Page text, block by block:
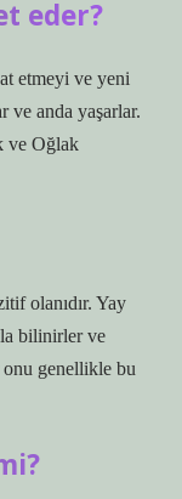
eder?
etmeyi ve yeni
ve anda yaşarlar.
ve Oğlak
olanıdır. Yay
bilinirler ve
onu genellikle bu